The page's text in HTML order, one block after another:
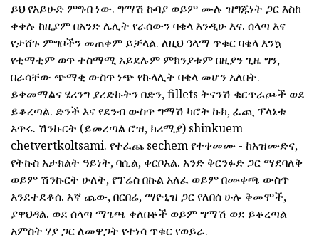
ይህ የአይሁድ ምግብ ነው. ግማሽ ኩባያ ወይም ሙሉ ዝግጁነት ጋር እስከ
ቀቀሉ ከዚያም በአንድ ሌሊት የራሰውን ባቄላ እንዲሁ እና. ሰላጣ እና
የታሸጉ ምግቦችን መጠቀም ይቻላል. ለዚህ ዓላማ ጥቁር ባቄላ እንኳ
የቲማቲም ወጥ ተስማሚ አይደሉም ምክንያቱም በዚያን ጊዜ ግን,
በራሳቸው ጭማቂ ውስጥ ነጭ የኩላሊት ባቄላ መሆን አለበት.
ይቀመማልና ሄሪንግ ያረድኩትን በድን, fillets ትናንሽ ቁርጥራጮች ወደ
ይቆረጣል. ድንች እና የደንብ ውስጥ ግማሽ ካሮት ኩክ, ፈጪ ፕላኔቱ
አጥሩ. ሽንኩርት (ይመረጣል ሮዝ, ክሪሚያ) shinkuem
chetvertkoltsami. የተፈጨ sechem የተቀመሙ - ከአዝሙድና,
የትኩስ አታክልት ዓይነት, ባሲል, ቀርቦአል. አንድ ቅርንፉድ ጋር ማደባለቅ
ወይም ሽንኩርት ሁለት, የፕሬስ በኩል አለፈ ወይም በሙቀጫ ውስጥ
እንደተደቆሰ. እኛ ጨው, በርበሬ, ማዮኒዝ ጋር የለበሰ ሁሉ ቅመሞች,
ያዋህዳል. ወደ ሰላጣ ማጌጫ ቀለበቶች ወይም ግማሽ ወደ ይቆረጣል
አምስት ሃያ ጋር ለመዋጋት የተነሳ ጥቁር የወይራ.